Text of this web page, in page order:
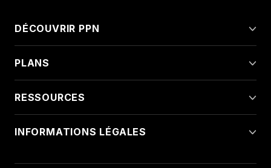
DÉCOUVRIR PPN
PLANS
RESSOURCES
INFORMATIONS LÉGALES